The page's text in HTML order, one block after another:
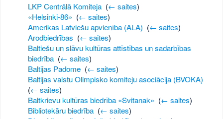
LKP Centrālā Komiteja‎ (← saites)
«Helsinki-86» (← saites)
Amerikas Latviešu apvienība (ALA) (← saites)
Arodbiedrības (← saites)
Baltiešu un slāvu kultūras attīstības un sadarbības
biedrība‎ (← saites)
Baltijas Padome‎ (← saites)
Baltijas valstu Olimpisko komiteju asociācija (BVOKA)
(← saites)
Baltkrievu kultūras biedrība «Svitanak» (← saites)
Bibliotekāru biedrība‎ (← saites)